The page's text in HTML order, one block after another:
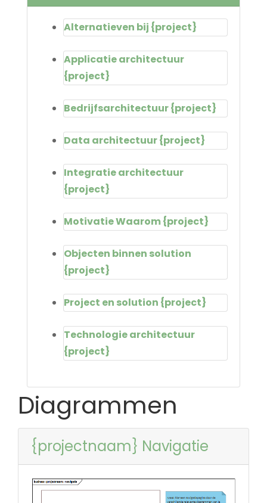
Alternatieven bij {project}
Applicatie architectuur
{project}
Bedrijfsarchitectuur {project}
Data architectuur {project}
Integratie architectuur
{project}
Motivatie Waarom {project}
Objecten binnen solution
{project}
Project en solution {project}
Technologie architectuur
{project}
Diagrammen
{projectnaam} Navigatie